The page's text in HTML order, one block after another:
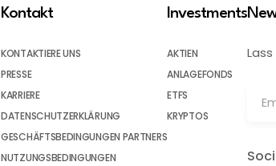
Kontakt
KONTAKTIERE UNS
PRESSE
KARRIERE
DATENSCHUTZERKLÄRUNG
GESCHÄFTSBEDINGUNGEN PARTNERS
NUTZUNGSBEDINGUNGEN
Investments
AKTIEN
ANLAGEFONDS
ETFS
KRYPTOS